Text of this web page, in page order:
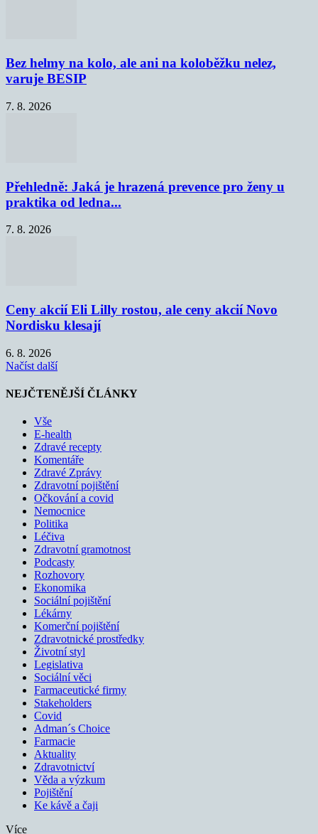
Bez helmy na kolo, ale ani na koloběžku nelez,
varuje BESIP
7. 8. 2026
Přehledně: Jaká je hrazená prevence pro ženy u
praktika od ledna...
7. 8. 2026
Ceny akcií Eli Lilly rostou, ale ceny akcií Novo
Nordisku klesají
6. 8. 2026
Načíst další
NEJČTENĚJŠÍ ČLÁNKY
Vše
E-health
Zdravé recepty
Komentáře
Zdravé Zprávy
Zdravotní pojištění
Očkování a covid
Nemocnice
Politika
Léčiva
Zdravotní gramotnost
Podcasty
Rozhovory
Ekonomika
Sociální pojištění
Lékárny
Komerční pojištění
Zdravotnické prostředky
Životní styl
Legislativa
Sociální věci
Farmaceutické firmy
Stakeholders
Covid
Adman´s Choice
Farmacie
Aktuality
Zdravotnictví
Věda a výzkum
Pojištění
Ke kávě a čaji
Více